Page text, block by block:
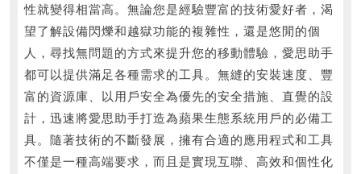
性就變得相當高。無論您是經驗豐富的技術愛好者，渴
望了解設備閃爍和越獄功能的複雜性，還是悠閒的個
人，尋找無問題的方式來提升您的移動體驗，愛思助手
都可以提供滿足各種需求的工具。無縫的安裝速度、豐
富的資源庫、以用戶安全為優先的安全措施、直覺的設
計，迅速將愛思助手打造為蘋果生態系統用戶的必備工
具。隨著技術的不斷發展，擁有合適的應用程式和工具
不僅是一種高端要求，而且是實現互聯、高效和個性化